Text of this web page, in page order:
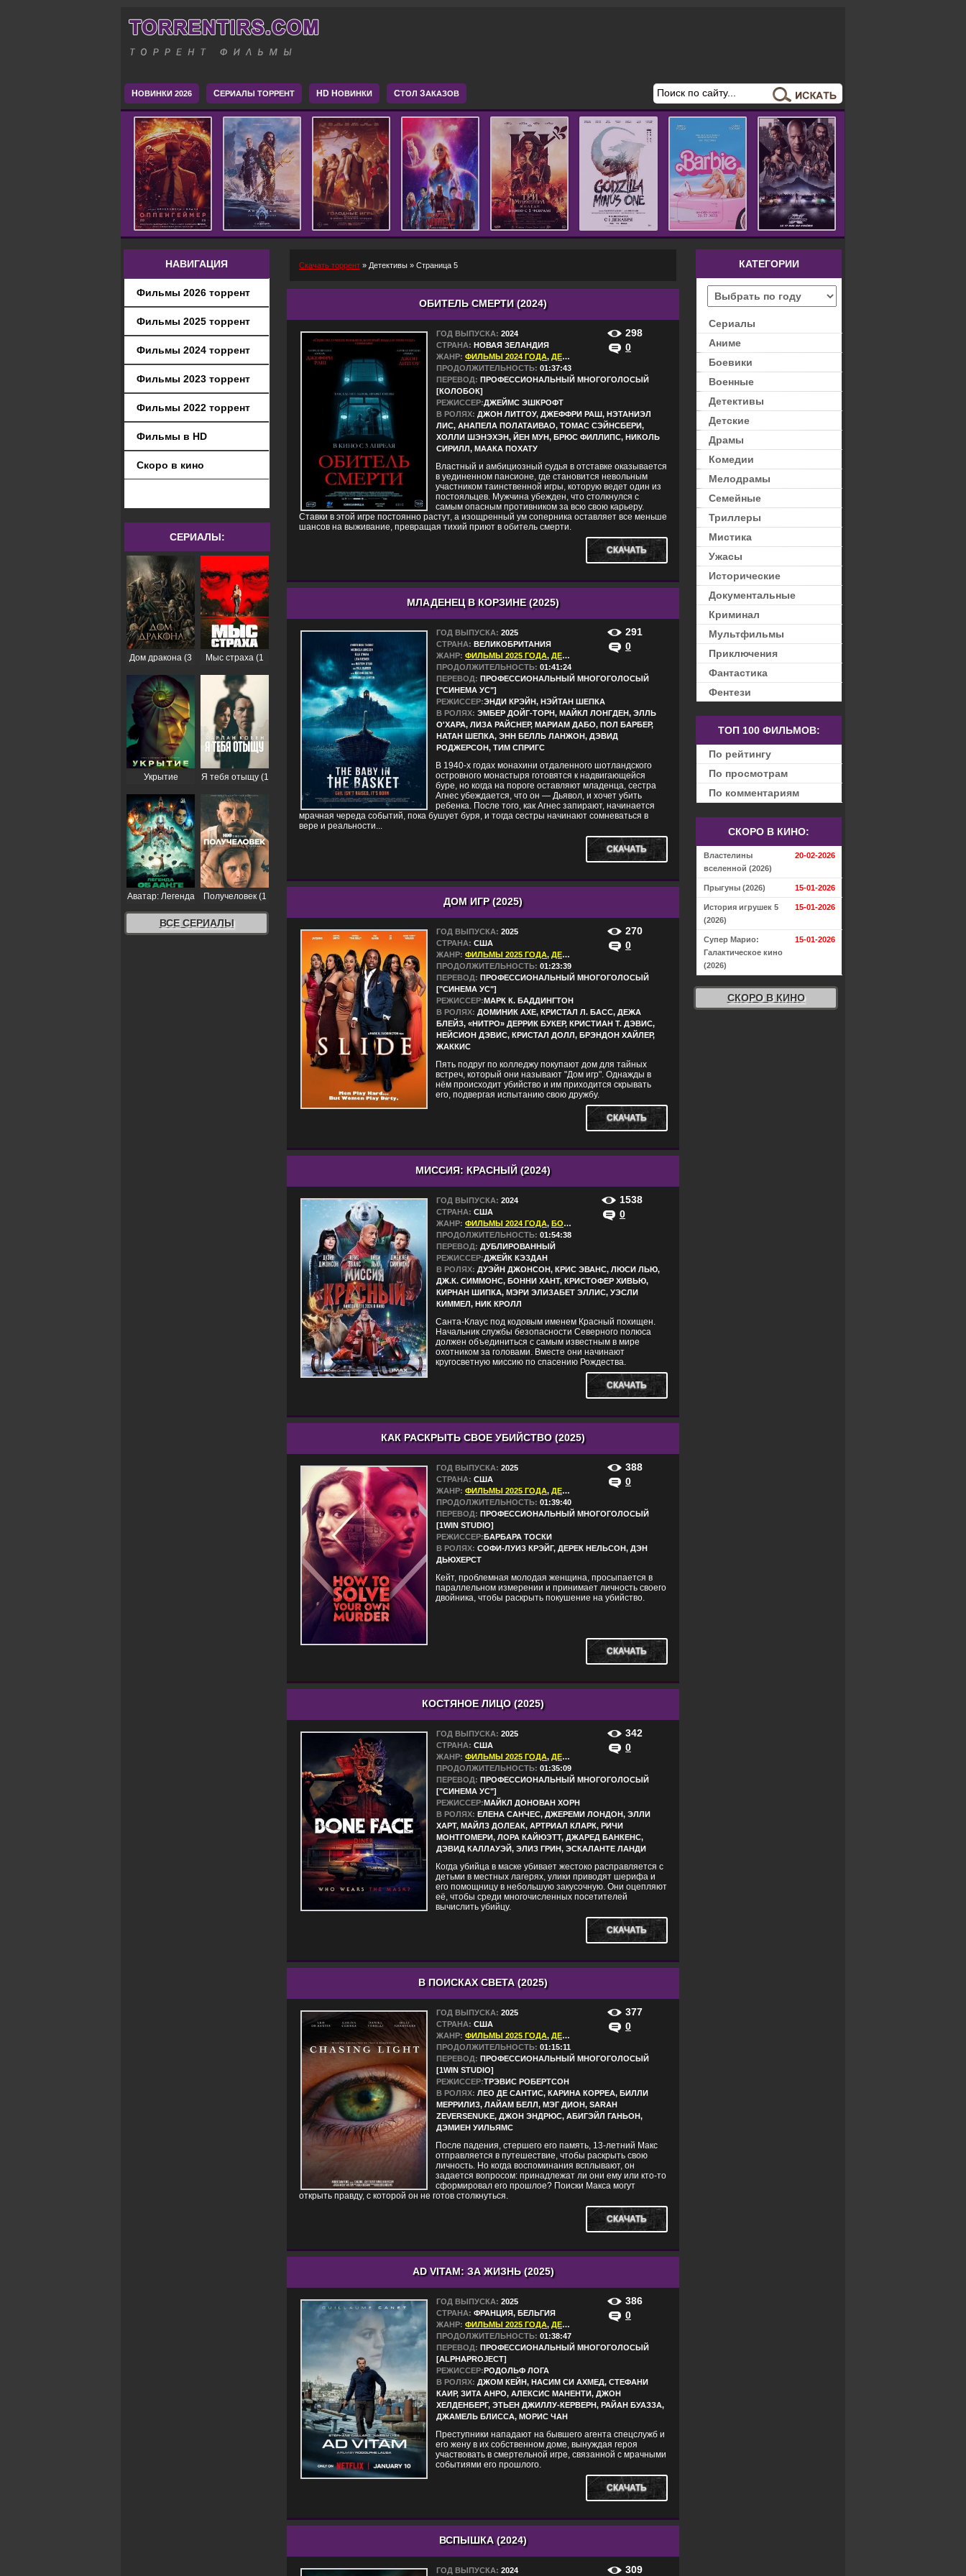
НОВИНКИ 2026 СЕРИАЛЫ ТОРРЕНТ HD НОВИНКИ СТОЛ ЗАКАЗОВ
НАВИГАЦИЯ
Фильмы 2026 торрент
Фильмы 2025 торрент
Фильмы 2024 торрент
Фильмы 2023 торрент
Фильмы 2022 торрент
Фильмы в HD
Скоро в кино
СЕРИАЛЫ:
Дом дракона (3
Мыс страха (1
Укрытие
сезон)
Я тебя отыщу (1
Аватар: Легенда
об Аанге (2
сезон)
Получеловек (1
сезон)
ВСЕ СЕРИАЛЫ
Скачать торрент » Детективы » Страница 5
ОБИТЕЛЬ СМЕРТИ (2024)
298
0
ГОД ВЫПУСКА: 2024
СТРАНА: НОВАЯ ЗЕЛАНДИЯ
ЖАНР: ФИЛЬМЫ 2024 ГОДА, ДЕТЕКТИВЫ ТРИЛЛЕРЫ
ПРОДОЛЖИТЕЛЬНОСТЬ: 01:37:43
ПЕРЕВОД: ПРОФЕССИОНАЛЬНЫЙ МНОГОГОЛОСЫЙ
[КОЛОБОК]
РЕЖИССЕР:ДЖЕЙМС ЭШКРОФТ
В РОЛЯХ: ДЖОН ЛИТГОУ, ДЖЕФФРИ РАШ, НЭТАНИЭЛ
ЛИС, АНАПЕЛА ПОЛАТАИВАО, ТОМАС СЭЙНСБЕРИ,
ХОЛЛИ ШЭНЭХЭН, ЙЕН МУН, БРЮС ФИЛЛИПС, НИКОЛЬ
СИРИЛЛ, МААКА ПОХАТУ
Властный и амбициозный судья в отставке оказывается
в уединенном пансионе, где становится невольным
участником таинственной игры, которую ведет один из
постояльцев. Мужчина убежден, что столкнулся с
самым опасным противником за всю свою карьеру.
Ставки в этой игре постоянно растут, а изощренный ум соперника оставляет все меньше
шансов на выживание, превращая тихий приют в обитель смерти.
СКАЧАТЬ
МЛАДЕНЕЦ В КОРЗИНЕ (2025)
291
0
ГОД ВЫПУСКА: 2025
СТРАНА: ВЕЛИКОБРИТАНИЯ
ЖАНР: ФИЛЬМЫ 2025 ГОДА, ДЕТЕКТИВЫ ДРАМЫ
ПРОДОЛЖИТЕЛЬНОСТЬ: 01:41:24
ПЕРЕВОД: ПРОФЕССИОНАЛЬНЫЙ МНОГОГОЛОСЫЙ
["СИНЕМА УС"]
РЕЖИССЕР:ЭНДИ КРЭЙН, НЭЙТАН ШЕПКА
В РОЛЯХ: ЭМБЕР ДОЙГ-ТОРН, МАЙКЛ ЛОНГДЕН, ЭЛЛЬ
О'ХАРА, ЛИЗА РАЙСНЕР, МАРИАМ ДАБО, ПОЛ БАРБЕР,
НАТАН ШЕПКА, ЭНН БЕЛЛЬ ЛАНЖОН, ДЭВИД
РОДЖЕРСОН, ТИМ СПРИГС
В 1940-х годах монахини отдаленного шотландского
островного монастыря готовятся к надвигающейся
буре, но когда на пороге оставляют младенца, сестра
Агнес убеждается, что он — Дьявол, и хочет убить
ребенка. После того, как Агнес запирают, начинается
мрачная череда событий, пока бушует буря, и тогда сестры начинают сомневаться в
вере и реальности...
СКАЧАТЬ
ДОМ ИГР (2025)
270
0
ГОД ВЫПУСКА: 2025
СТРАНА: США
ЖАНР: ФИЛЬМЫ 2025 ГОДА, ДЕТЕКТИВЫ ДРАМЫ
ПРОДОЛЖИТЕЛЬНОСТЬ: 01:23:39
ПЕРЕВОД: ПРОФЕССИОНАЛЬНЫЙ МНОГОГОЛОСЫЙ
["СИНЕМА УС"]
РЕЖИССЕР:МАРК К. БАДДИНГТОН
В РОЛЯХ: ДОМИНИК AXE, КРИСТАЛ Л. БАСС, ДЕЖА
БЛЕЙЗ, «НИТРО» ДЕРРИК БУКЕР, КРИСТИАН Т. ДЭВИС,
НЕЙСИОН ДЭВИС, КРИСТАЛ ДОЛЛ, БРЭНДОН ХАЙЛЕР,
ЖАККИС
Пять подруг по колледжу покупают дом для тайных
встреч, который они называют "Дом игр". Однажды в
нём происходит убийство и им приходится скрывать
его, подвергая испытанию свою дружбу.
СКАЧАТЬ
МИССИЯ: КРАСНЫЙ (2024)
1538
0
ГОД ВЫПУСКА: 2024
СТРАНА: США
ЖАНР: ФИЛЬМЫ 2024 ГОДА, БОЕВИКИ ДЕТЕКТИВЫ
ПРОДОЛЖИТЕЛЬНОСТЬ: 01:54:38
ПЕРЕВОД: ДУБЛИРОВАННЫЙ
РЕЖИССЕР:ДЖЕЙК КЭЗДАН
В РОЛЯХ: ДУЭЙН ДЖОНСОН, КРИС ЭВАНС, ЛЮСИ ЛЬЮ,
ДЖ.К. СИММОНС, БОННИ ХАНТ, КРИСТОФЕР ХИВЬЮ,
КИРНАН ШИПКА, МЭРИ ЭЛИЗАБЕТ ЭЛЛИС, УЭСЛИ
КИММЕЛ, НИК КРОЛЛ
Санта-Клаус под кодовым именем Красный похищен.
Начальник службы безопасности Северного полюса
должен объединиться с самым известным в мире
охотником за головами. Вместе они начинают
кругосветную миссию по спасению Рождества.
СКАЧАТЬ
КАК РАСКРЫТЬ СВОЕ УБИЙСТВО (2025)
388
0
ГОД ВЫПУСКА: 2025
СТРАНА: США
ЖАНР: ФИЛЬМЫ 2025 ГОДА, ДЕТЕКТИВЫ ДРАМЫ
ПРОДОЛЖИТЕЛЬНОСТЬ: 01:39:40
ПЕРЕВОД: ПРОФЕССИОНАЛЬНЫЙ МНОГОГОЛОСЫЙ
[1WIN STUDIO]
РЕЖИССЕР:БАРБАРА ТОСКИ
В РОЛЯХ: СОФИ-ЛУИЗ КРЭЙГ, ДЕРЕК НЕЛЬСОН, ДЭН
ДЬЮХЕРСТ
Кейт, проблемная молодая женщина, просыпается в
параллельном измерении и принимает личность своего
двойника, чтобы раскрыть покушение на убийство.
СКАЧАТЬ
КОСТЯНОЕ ЛИЦО (2025)
342
0
ГОД ВЫПУСКА: 2025
СТРАНА: США
ЖАНР: ФИЛЬМЫ 2025 ГОДА, ДЕТЕКТИВЫ ТРИЛЛЕРЫ
ПРОДОЛЖИТЕЛЬНОСТЬ: 01:35:09
ПЕРЕВОД: ПРОФЕССИОНАЛЬНЫЙ МНОГОГОЛОСЫЙ
["СИНЕМА УС"]
РЕЖИССЕР:МАЙКЛ ДОНОВАН ХОРН
В РОЛЯХ: ЕЛЕНА САНЧЕС, ДЖЕРЕМИ ЛОНДОН, ЭЛЛИ
ХАРТ, МАЙЛЗ ДОЛЕАК, АРТРИАЛ КЛАРК, РИЧИ
МОНТГОМЕРИ, ЛОРА КАЙЮЭТТ, ДЖАРЕД БАНКЕНС,
ДЭВИД КАЛЛАУЭЙ, ЭЛИЗ ГРИН, ЭСКАЛАНТЕ ЛАНДИ
Когда убийца в маске убивает жестоко расправляется с
детьми в местных лагерях, улики приводят шерифа и
его помощницу в небольшую закусочную. Они оцепляют
её, чтобы среди многочисленных посетителей
вычислить убийцу.
СКАЧАТЬ
В ПОИСКАХ СВЕТА (2025)
377
0
ГОД ВЫПУСКА: 2025
СТРАНА: США
ЖАНР: ФИЛЬМЫ 2025 ГОДА, ДЕТЕКТИВЫ ДРАМЫ
ПРОДОЛЖИТЕЛЬНОСТЬ: 01:15:11
ПЕРЕВОД: ПРОФЕССИОНАЛЬНЫЙ МНОГОГОЛОСЫЙ
[1WIN STUDIO]
РЕЖИССЕР:ТРЭВИС РОБЕРТСОН
В РОЛЯХ: ЛЕО ДЕ САНТИС, КАРИНА КОРРЕА, БИЛЛИ
МЕРРИЛИЗ, ЛАЙАМ БЕЛЛ, МЭГ ДИОН, SARAH
ZEVERSENUKE, ДЖОН ЭНДРЮС, АБИГЭЙЛ ГАНЬОН,
ДЭМИЕН УИЛЬЯМС
После падения, стершего его память, 13-летний Макс
отправляется в путешествие, чтобы раскрыть свою
личность. Но когда воспоминания всплывают, он
задается вопросом: принадлежат ли они ему или кто-то
сформировал его прошлое? Поиски Макса могут
открыть правду, с которой он не готов столкнуться.
СКАЧАТЬ
AD VITAM: ЗА ЖИЗНЬ (2025)
386
0
ГОД ВЫПУСКА: 2025
СТРАНА: ФРАНЦИЯ, БЕЛЬГИЯ
ЖАНР: ФИЛЬМЫ 2025 ГОДА, ДЕТЕКТИВЫ ДРАМЫ
ПРОДОЛЖИТЕЛЬНОСТЬ: 01:38:47
ПЕРЕВОД: ПРОФЕССИОНАЛЬНЫЙ МНОГОГОЛОСЫЙ
[ALPHAPROJECT]
РЕЖИССЕР:РОДОЛЬФ ЛОГА
В РОЛЯХ: ДЖОМ КЕЙН, НАСИМ СИ АХМЕД, СТЕФАНИ
КАИР, ЗИТА АНРО, АЛЕКСИС МАНЕНТИ, ДЖОН
ХЕЛДЕНБЕРГ, ЭТЬЕН ДЖИЛЛУ-КЕРВЕРН, РАЙАН БУАЗЗА,
ДЖАМЕЛЬ БЛИССА, МОРИС ЧАН
Преступники нападают на бывшего агента спецслужб и
его жену в их собственном доме, вынуждая героя
участвовать в смертельной игре, связанной с мрачными
событиями его прошлого.
СКАЧАТЬ
ВСПЫШКА (2024)
309
ГОД ВЫПУСКА: 2024
КАТЕГОРИИ
Сериалы
Аниме
Боевики
Военные
Детективы
Детские
Драмы
Комедии
Мелодрамы
Семейные
Триллеры
Мистика
Ужасы
Исторические
Документальные
Криминал
Мультфильмы
Приключения
Фантастика
Фентези
ТОП 100 ФИЛЬМОВ:
По рейтингу
По просмотрам
По комментариям
СКОРО В КИНО:
Властелины
вселенной (2026)
20-02-2026
Прыгуны (2026) 15-01-2026
История игрушек 5
(2026)
15-01-2026
Супер Марио:
Галактическое кино
(2026)
15-01-2026
СКОРО В КИНО